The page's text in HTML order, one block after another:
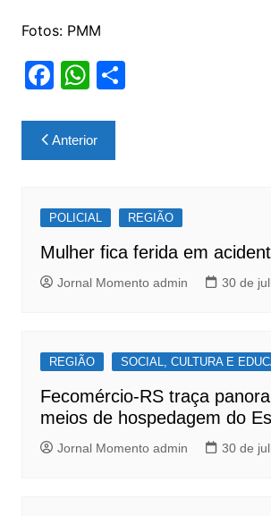
Fotos: PMM
F
c
e
o
o
k
W
at
s
p
p
S
Navegação
de
Anterior
POLICIAL REGIÃO
Mulher fica ferida em
Jornal Momento admin 30 de
REGIÃO SOCIAL, CULTURA E
Fecomércio-RS traça
meios de hospedagem do
Jornal Momento admin 30 de